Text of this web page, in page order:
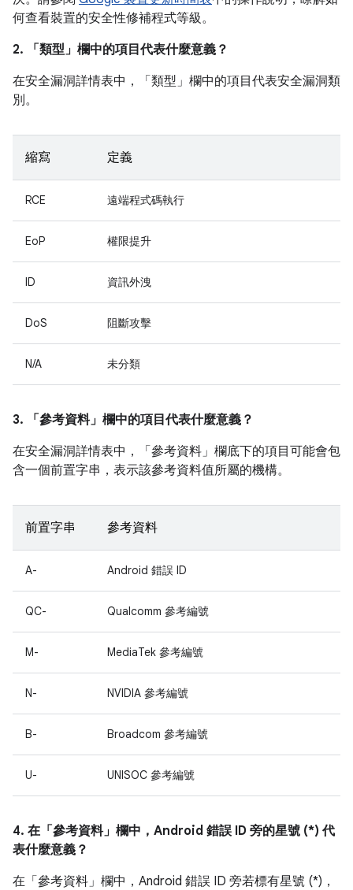
何查看裝置的安全性修補程式等級。
2. 「類型」 欄中的項目代表什麼意義？
在安全漏洞詳情表中，「類型」 欄中的項目代表安全漏洞類
別。
縮寫 定義
RCE 遠端程式碼執行
EoP 權限提升
ID 資訊外洩
DoS 阻斷攻擊
N/A 未分類
3. 「參考資料」 欄中的項目代表什麼意義？
在安全漏洞詳情表中，「參考資料」 欄底下的項目可能會包
含一個前置字串，表示該參考資料值所屬的機構。
前置字串 參考資料
A- Android 錯誤 ID
QC- Qualcomm 參考編號
M- MediaTek 參考編號
N- NVIDIA 參考編號
B- Broadcom 參考編號
U- UNISOC 參考編號
4. 在「參考資料」 欄中，Android 錯誤 ID 旁的星號 (*) 代
表什麼意義？
在「參考資料」 欄中，Android 錯誤 ID 旁若標有星號 (*)，